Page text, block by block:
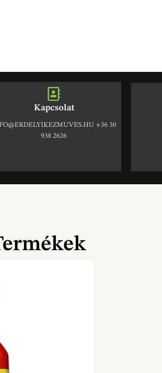
Kapcsolat
+36 30
938 2626